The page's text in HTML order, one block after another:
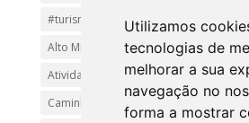
Utilizamos
tecnologias de
melhorar a sua
navegação no
forma a mostrar
#turismoreligioso
#turismorural
Alto Minho
Arcos de Valdevez.
Atividades e Passeios
aventura
Caminho de Santiago
Caminho